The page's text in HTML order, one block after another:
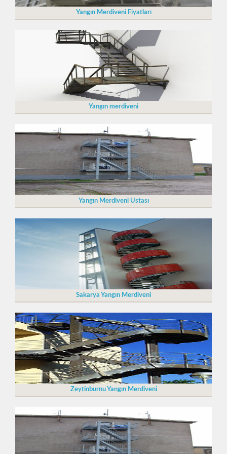
Yangın Merdiveni Fiyatları
Yangın merdiveni
Yangın Merdiveni Ustası
Sakarya Yangın Merdiveni
Zeytinburnu Yangın Merdiveni